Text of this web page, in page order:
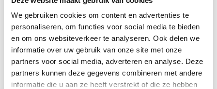
We gebruiken cookies om content en advertenties te
personaliseren, om functies voor social media te bieden
en om ons websiteverkeer te analyseren. Ook delen we
informatie over uw gebruik van onze site met onze
partners voor social media, adverteren en analyse. Deze
partners kunnen deze gegevens combineren met andere
informatie die u aan ze heeft verstrekt of die ze hebben
Application error: a client-side exception has occurred while
loadingwww.asv.nl(see the browser consolefor more
information).